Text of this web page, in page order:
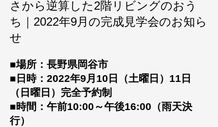
さから逆算した2階リビングのおう
ち｜2022年9月の完成見学会のお知ら
せ
■場所：長野県岡谷市
■日時：2022年9月10日（土曜日）11日
（日曜日）完全予約制
■時間：午前10:00～午後16:00（雨天決
行）